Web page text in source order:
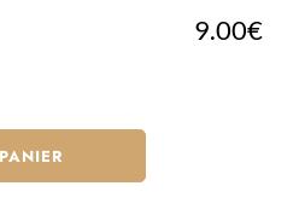
9.00€